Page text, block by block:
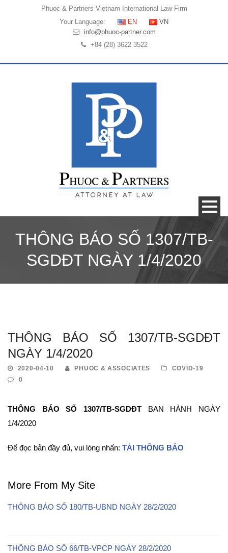
Phuoc & Partners Vietnam International Law Firm
Your Language:
EN
VN
info@phuoc-partner.com
+84 (28) 3622 3522
THÔNG BÁO SỐ 1307/TB-
SGDĐT NGÀY 1/4/2020
THÔNG BÁO SỐ 1307/TB-SGDĐT
NGÀY 1/4/2020
2020-04-10 PHUOC & ASSOCIATES
COVID-19
0
THÔNG BÁO SỐ 1307/TB-SGDĐT BAN HÀNH NGÀY
1/4/2020
Để đọc bản đầy đủ, vui lòng nhấn: TẢI THÔNG BÁO
More From My Site
THÔNG BÁO SỐ 180/TB-UBND NGÀY 28/2/2020
THÔNG BÁO SỐ 66/TB-VPCP NGÀY 28/2/2020